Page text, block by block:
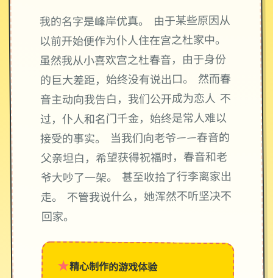
我的名字是峰岸优真。 由于某些原因从
以前开始便作为仆人住在宫之杜家中。
虽然我从小喜欢宫之杜春音，由于身份
的巨大差距，始终没有说出口。 然而春
音主动向我告白，我们公开成为恋人 不
过，仆人和名门千金，始终是常人难以
接受的事实。 当我们向老爷——春音的
父亲坦白，希望获得祝福时，春音和老
爷大吵了一架。 甚至收拾了行李离家出
走。 不管我说什么，她浑然不听坚决不
回家。
★精心制作的游戏体验